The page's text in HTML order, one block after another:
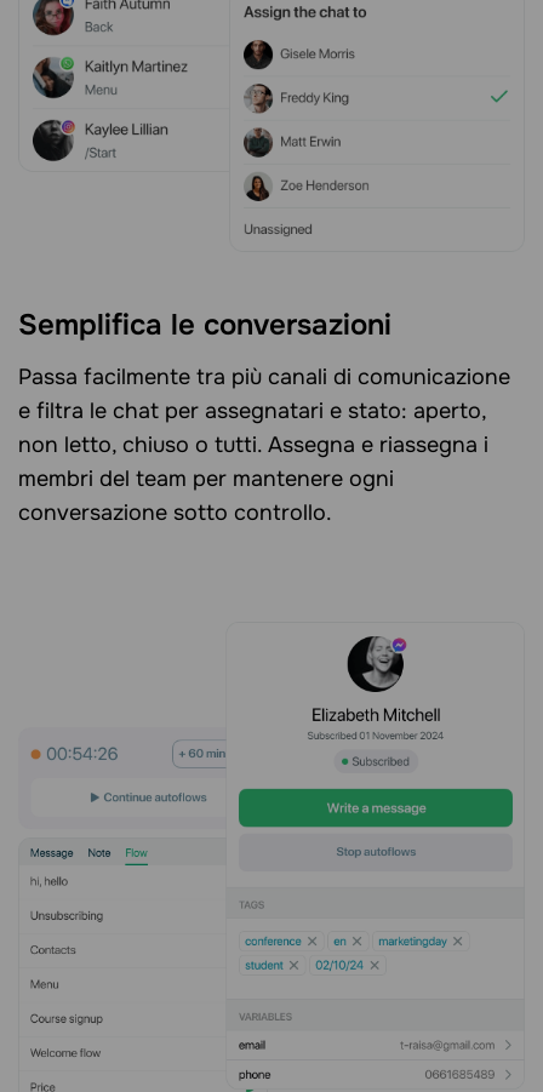
Semplifica le conversazioni
Passa facilmente tra più canali di comunicazione
e filtra le chat per assegnatari e stato: aperto,
non letto, chiuso o tutti. Assegna e riassegna i
membri del team per mantenere ogni
conversazione sotto controllo.